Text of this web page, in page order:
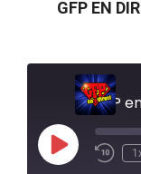
GFP EN
Play
Episode